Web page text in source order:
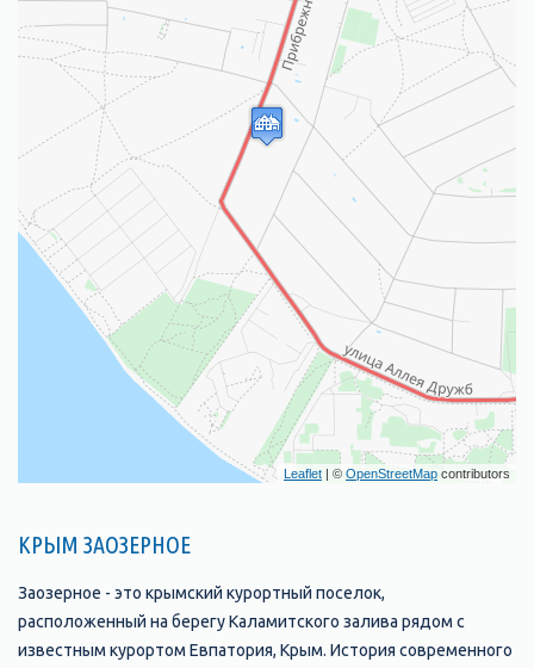
Leaflet | © OpenStreetMap contributors
КРЫМ ЗАОЗЕРНОЕ
Заозерное - это крымский курортный поселок,
расположенный на берегу Каламитского залива рядом с
известным курортом Евпатория, Крым. История современного